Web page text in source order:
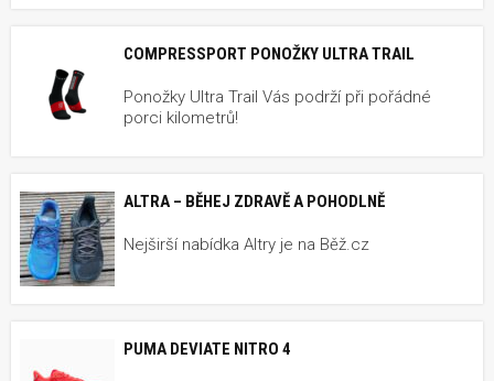
COMPRESSPORT PONOŽKY ULTRA TRAIL
Ponožky Ultra Trail Vás podrží při pořádné
porci kilometrů!
ALTRA – BĚHEJ ZDRAVĚ A POHODLNĚ
Nejširší nabídka Altry je na Běž.cz
PUMA DEVIATE NITRO 4